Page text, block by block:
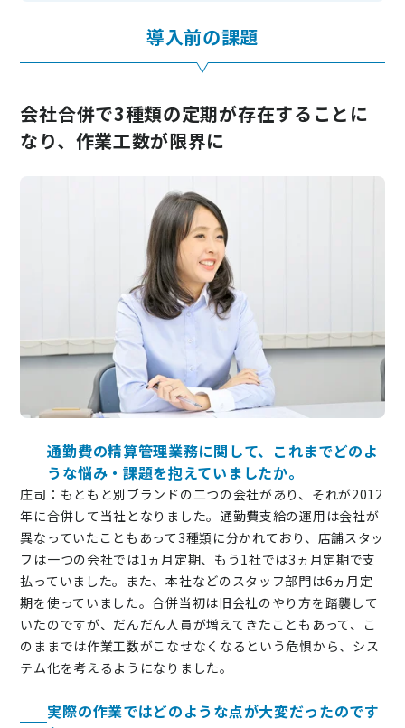
導入前の課題
会社合併で3種類の定期が存在することに
なり、作業工数が限界に
通勤費の精算管理業務に関して、これまでどのよ
うな悩み・課題を抱えていましたか。
庄司：もともと別ブランドの二つの会社があり、それが2012
年に合併して当社となりました。通勤費支給の運用は会社が
異なっていたこともあって3種類に分かれており、店舗スタッ
フは一つの会社では1ヵ月定期、もう1社では3ヵ月定期で支
払っていました。また、本社などのスタッフ部門は6ヵ月定
期を使っていました。合併当初は旧会社のやり方を踏襲して
いたのですが、だんだん人員が増えてきたこともあって、こ
のままでは作業工数がこなせなくなるという危惧から、シス
テム化を考えるようになりました。
実際の作業ではどのような点が大変だったのです